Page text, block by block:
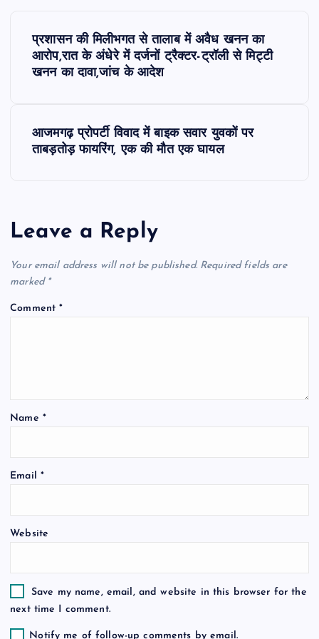
v
i
g
i
n
प्रशासन की मिलीभगत से तालाब में अवैध खनन का
आरोप,रात के अंधेरे में दर्जनों ट्रैक्टर-ट्रॉली से मिट्टी
खनन का दावा,जांच के आदेश
आजमगढ़ प्रोपर्टी विवाद में बाइक सवार युवकों पर
ताबड़तोड़ फायरिंग, एक की मौत एक घायल
Leave a Reply
Your email address will not be published. Required fields are
marked *
Comment*
Name *
Email *
Website
Save my name, email, and website in this browser for the
next time I comment.
Notify me of follow-up comments by email.